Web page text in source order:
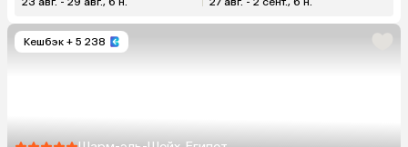
Кешбэк + 5 238